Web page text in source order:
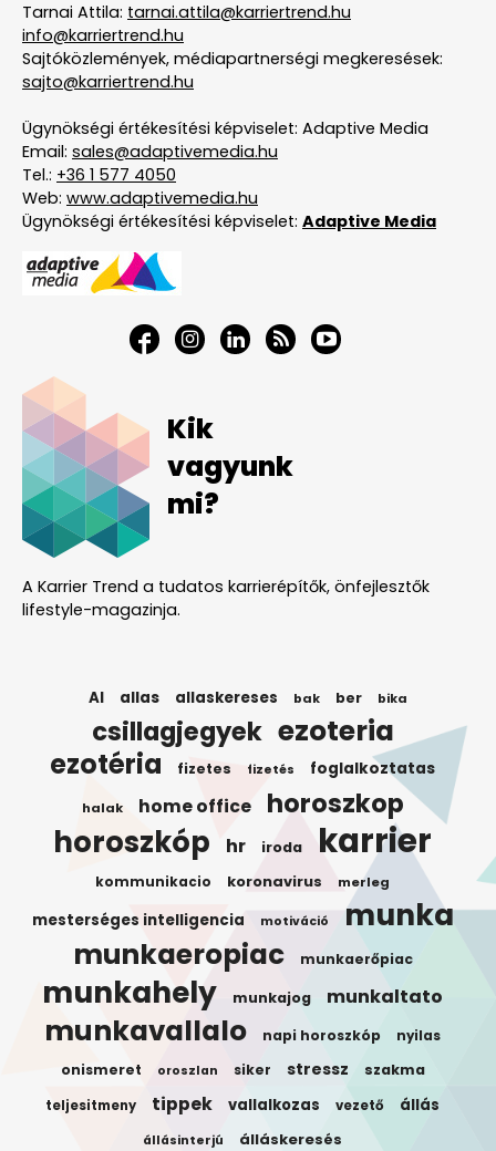
Tarnai Attila: tarnai.attila@karriertrend.hu
info@karriertrend.hu
Sajtóközlemények, médiapartnerségi megkeresések:
sajto@karriertrend.hu
Ügynökségi értékesítési képviselet: Adaptive Media
Email: sales@adaptivemedia.hu
Tel.: +36 1 577 4050
Web: www.adaptivemedia.hu
Ügynökségi értékesítési képviselet: Adaptive Media
Kik
vagyunk
mi?
A Karrier Trend a tudatos karrierépítők, önfejlesztők
lifestyle-magazinja.
AI allas allaskereses bak ber bika
csillagjegyek ezoteria
ezotéria fizetes fizetés foglalkoztatas
halak home office horoszkop
horoszkóp hr iroda karrier
kommunikacio koronavirus merleg
mesterséges intelligencia motiváció munka
munkaeropiac munkaerőpiac
munkahely munkajog munkaltato
munkavallalo napi horoszkóp nyilas
onismeret oroszlan siker stressz szakma
teljesitmeny tippek vallalkozas vezető állás
állásinterjú álláskeresés